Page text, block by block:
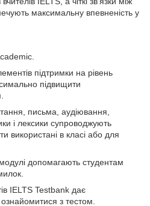
максимальну впевненість у
підтримки на рівень
підвищити
письма, аудіювання,
і лексики супроводжують
використані в класі або для
допомагають студентам
IELTS Testbank дає
з тестом.